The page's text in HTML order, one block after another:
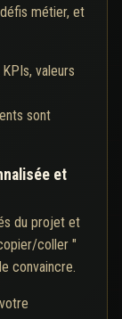
métier, et
valeurs
sont
et
du projet et
coller "
convaincre.